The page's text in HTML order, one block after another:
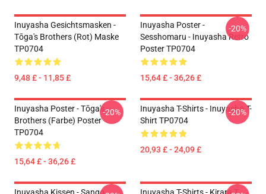
Inuyasha Gesichtsmasken -
Tōga's Brothers (rot) Maske
TP0704
9,48 £ - 11,85 £
Inuyasha Poster -
Sesshomaru - Inuyasha Retro
Poster TP0704
15,64 £ - 36,26 £
-20%
Inuyasha Poster - Tōga's
Brothers (Farbe) Poster
TP0704
15,64 £ - 36,26 £
-20%
Inuyasha T-Shirts - Inuyasha T-
Shirt TP0704
20,93 £ - 24,09 £
-20%